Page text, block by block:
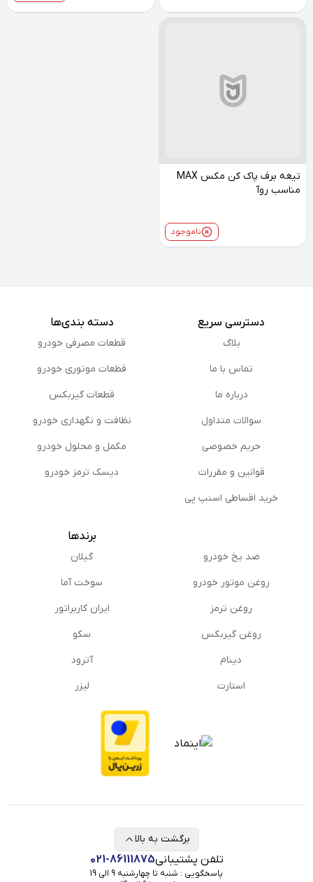
تیغه برف پاک کن مکس MAX
مناسب روآ
ناموجود
دسترسی سریع
بلاگ
تماس با ما
درباره ما
سوالات متداول
حریم خصوصی
قوانین و مقررات
خرید اقساطی اسنپ پی
دسته بندی‌ها
قطعات مصرفی خودرو
قطعات موتوری خودرو
قطعات گیربکس
نظافت و نگهداری خودرو
مكمل و محلول خودرو
دیسک ترمز خودرو
ضد یخ خودرو
روغن موتور خودرو
روغن ترمز
روغن گیربكس
دینام
استارت
برندها
گیلان
سوخت آما
ایران کاربراتور
سکو
آترود
لیزر
تلفن پشتیبانی021-86111875
پاسخگویی : شنبه تا چهارشنبه 9 الی 19
برگشت به بالا